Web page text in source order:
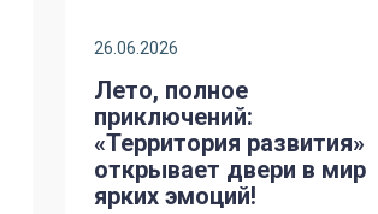
26.06.2026
Лето, полное
приключений:
«Территория развития»
открывает двери в мир
ярких эмоций!